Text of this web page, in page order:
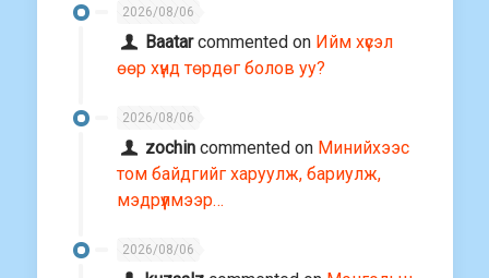
2026/08/06
Baatarcommented on Ийм хүсэл
өөр хүнд төрдөг болов уу?
2026/08/06
zochin commented on Минийхээс
том байдгийг харуулж, бариулж,
мэдрүүлмээр…
2026/08/06